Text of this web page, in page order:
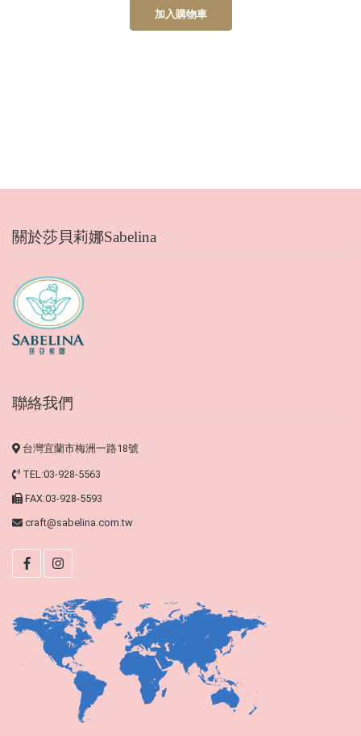
加入購物車
關於莎貝莉娜Sabelina
聯絡我們
台灣宜蘭市梅洲一路18號
TEL:03-928-5563
FAX:03-928-5593
craft@sabelina.com.tw